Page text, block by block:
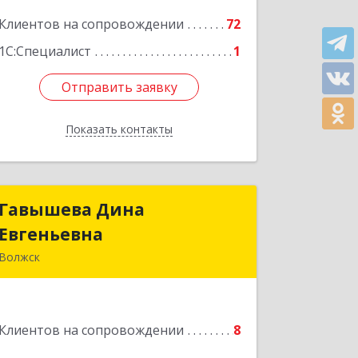
Клиентов на сопровождении
72
1С:Специалист
1
Отправить заявку
Показать контакты
Подробнее
Отправить заявку
Назад
Гавышева Дина
Евгеньевна
Волжск
Клиентов на сопровождении 8
Гавышева Дина